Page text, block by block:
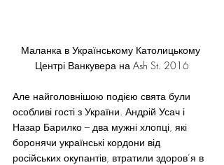
Маланка в Українському Католицькому
Центрі Ванкувера на Ash St. 2016
Але найголовнішою подією свята були
особливі гості з України. Андрій Усач і
Назар Барилко – два мужні хлопці, які
боронячи українські кордони від
російських окупантів, втратили здоров’я в